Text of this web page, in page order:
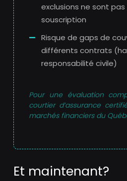
exclusions ne sont
souscription
Risque de gaps de
différents contrats
responsabilité civile)
Pour une évaluation
courtier d’assurance
marchés financiers du
Et maintenant?